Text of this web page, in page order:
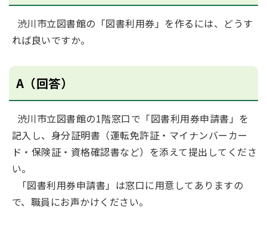
渋川市立図書館の「図書利用券」を作るには、どうす
れば良いですか。
A（回答）
渋川市立図書館の1階窓口で「図書利用券申請書」を
記入し、身分証明書（運転免許証・マイナンバーカー
ド・保険証・資格確認書など）を添えて提出してくださ
い。
「図書利用券申請書」は窓口に用意してありますの
で、職員にお声かけください。